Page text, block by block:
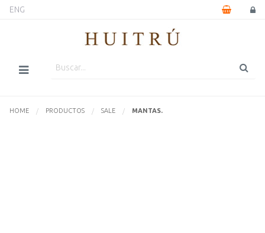
ENG
HOME PRODUCTOS SALE ACTUALMENTE:
MANTAS.